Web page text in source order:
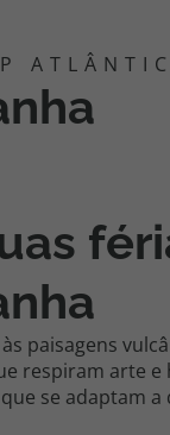
paisagens
respiram arte e
se adaptam